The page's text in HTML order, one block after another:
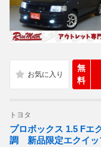
無
料
トヨタ
プロボックス 1.5 Fエ
調 新品限定エクイッ